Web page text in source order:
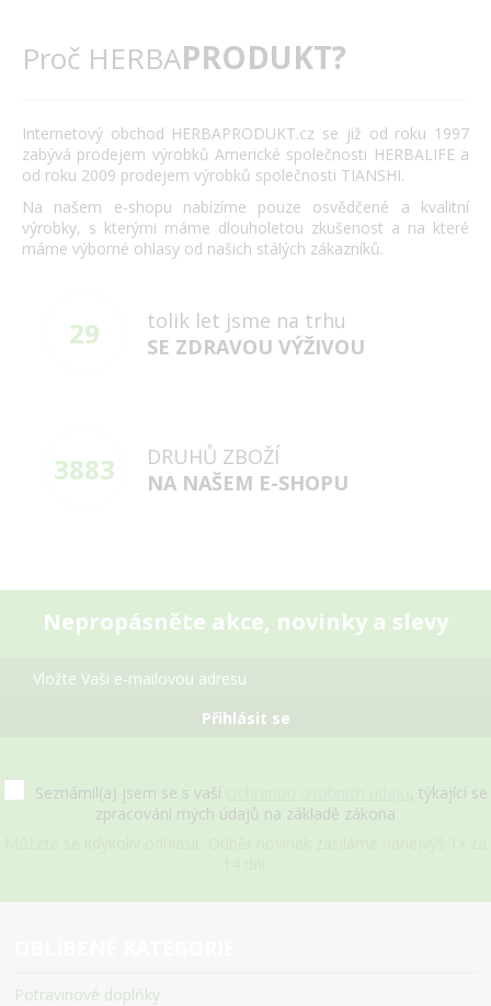
Proč HERBAPRODUKT?
Internetový obchod HERBAPRODUKT.cz se již od roku 1997
zabývá prodejem výrobků Americké společnosti HERBALIFE a
od roku 2009 prodejem výrobků společnosti TIANSHI.
Na našem e-shopu nabízíme pouze osvědčené a kvalitní
výrobky, s kterými máme dlouholetou zkušenost a na které
máme výborné ohlasy od našich stálých zákazníků.
29
tolik let jsme na trhu
SE ZDRAVOU VÝŽIVOU
3883
DRUHŮ ZBOŽÍ
NA NAŠEM E-SHOPU
Nepropásněte akce, novinky a slevy
Přihlásit se
Seznámil(a) jsem se s vaší
, týkající se
zpracování mých údajů na základě zákona
Potravinové doplňky